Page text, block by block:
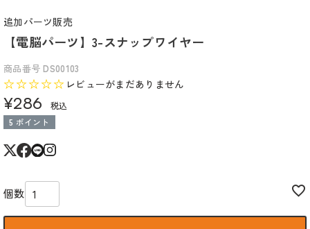
追加パーツ販売
【電脳パーツ】3-スナップワイヤー
商品番号 DS00103
レビューがまだありません
¥286
税込
5 ポイント